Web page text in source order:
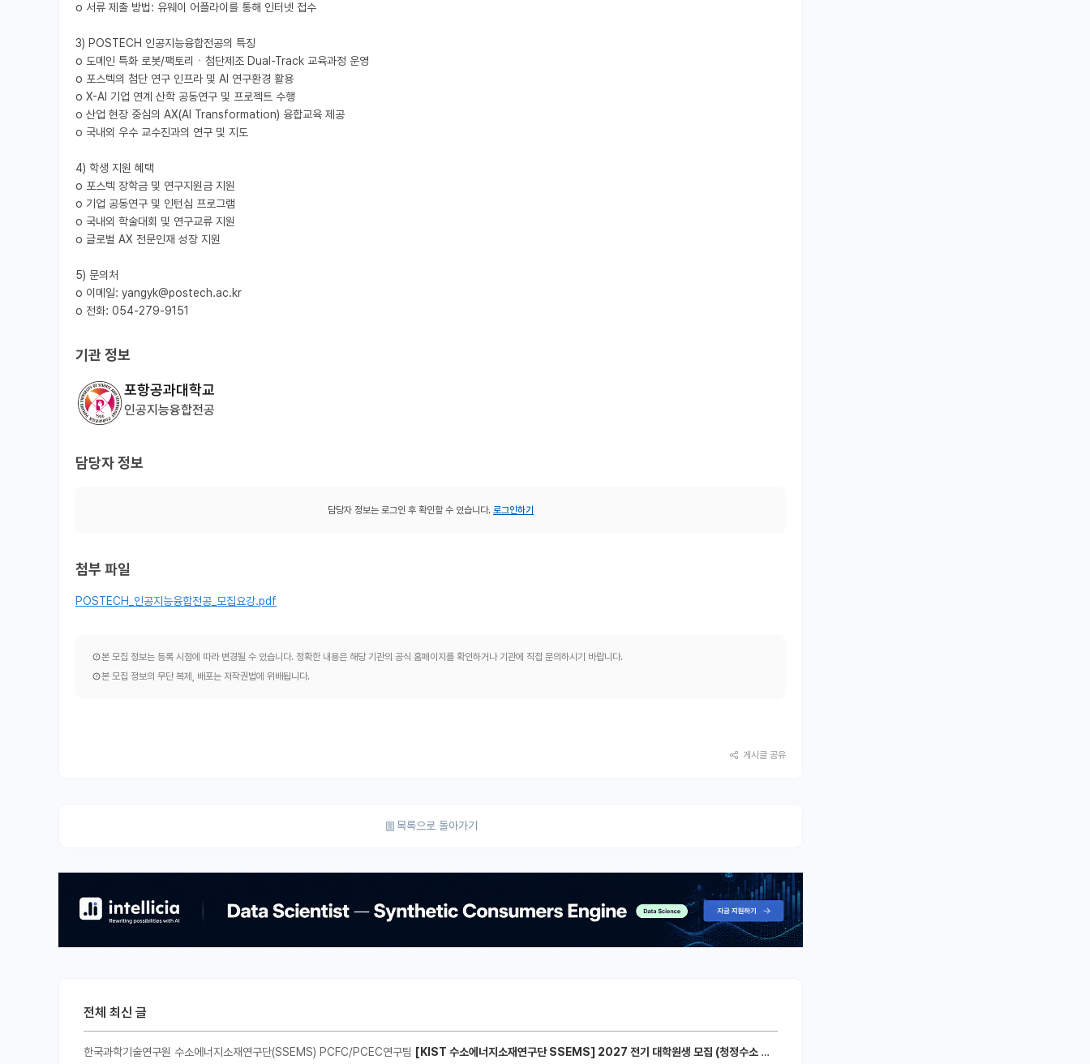
o 서류 제출 방법: 유웨이 어플라이를 통해 인터넷 접수
3) POSTECH 인공지능융합전공의 특징
o 도메인 특화 로봇/팩토리ㆍ첨단제조 Dual-Track 교육과정 운영
o 포스텍의 첨단 연구 인프라 및 AI 연구환경 활용
o X-AI 기업 연계 산학 공동연구 및 프로젝트 수행
o 산업 현장 중심의 AX(AI Transformation) 융합교육 제공
o 국내외 우수 교수진과의 연구 및 지도
4) 학생 지원 혜택
o 포스텍 장학금 및 연구지원금 지원
o 기업 공동연구 및 인턴십 프로그램
o 국내외 학술대회 및 연구교류 지원
o 글로벌 AX 전문인재 성장 지원
5) 문의처
o 이메일: yangyk@postech.ac.kr
기관 정보
포항공과대학교
인공지능융합전공
담당자 정보
담당자 정보는 로그인 후 확인할 수 있습니다. 로그인하기
첨부 파일
POSTECH_인공지능융합전공_모집요강.pdf
본 모집 정보는 등록 시점에 따라 변경될 수 있습니다. 정확한 내용은 해당 기관의 공식 홈페이지를 확인하거나 기관에 직접 문의하시기 바랍니다.
본 모집 정보의 무단 복제, 배포는 저작권법에 위배됩니다.
게시글 공유
목록으로 돌아가기
전체 최신 글
한국과학기술연구원 수소에너지소재연구단(SSEMS) PCFC/PCEC연구팀 [KIST 수소에너지소재연구단 SSEMS] 2027 전기 대학원생 모집 (청정수소 생산/활용을 위한 프로톤 세라믹 전지)